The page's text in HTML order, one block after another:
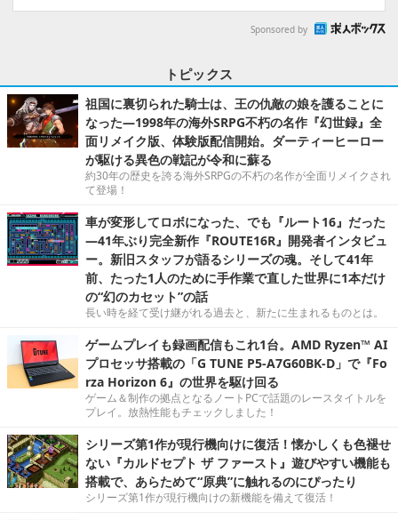
Sponsored by
トピックス
祖国に裏切られた騎士は、王の仇敵の娘を護ることに
なった―1998年の海外SRPG不朽の名作『幻世録』全
面リメイク版、体験版配信開始。ダーティーヒーロー
が駆ける異色の戦記が令和に蘇る
約30年の歴史を誇る海外SRPGの不朽の名作が全面リメイクされ
て登場！
車が変形してロボになった、でも『ルート16』だった
―41年ぶり完全新作『ROUTE16R』開発者インタビュ
ー。新旧スタッフが語るシリーズの魂。そして41年
前、たった1人のために手作業で直した世界に1本だけ
の“幻のカセット”の話
長い時を経て受け継がれる過去と、新たに生まれるものとは。
ゲームプレイも録画配信もこれ1台。AMD Ryzen™ AI
プロセッサ搭載の「G TUNE P5-A7G60BK-D」で『Fo
rza Horizon 6』の世界を駆け回る
ゲーム＆制作の拠点となるノートPCで話題のレースタイトルを
プレイ。放熱性能もチェックしました！
シリーズ第1作が現行機向けに復活！懐かしくも色褪せ
ない『カルドセプト ザ ファースト』遊びやすい機能も
搭載で、あらためて“原典”に触れるのにぴったり
シリーズ第1作が現行機向けの新機能を備えて復活！